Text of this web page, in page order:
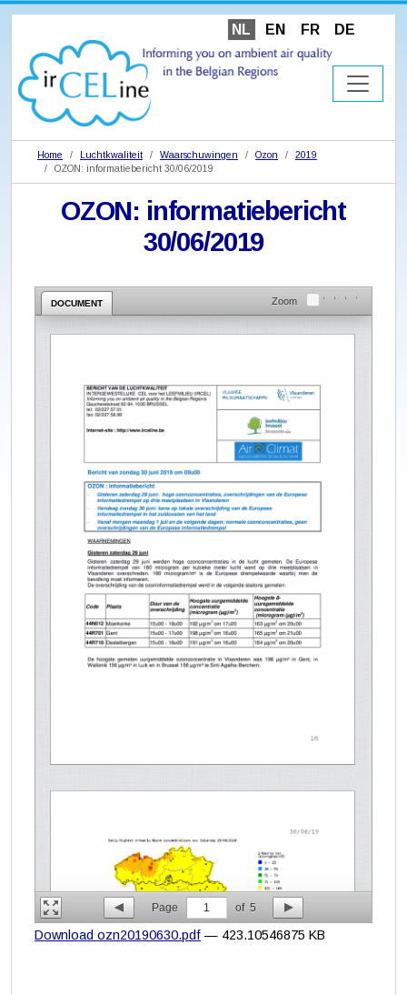
NL EN FR DE
Home Luchtkwaliteit Waarschuwingen Ozon
2019
OZON: informatiebericht 30/06/2019
OZON: informatiebericht
30/06/2019
DOCUMENT Zoom
Page 1 of 5
Download ozn20190630.pdf — 423.10546875 KB